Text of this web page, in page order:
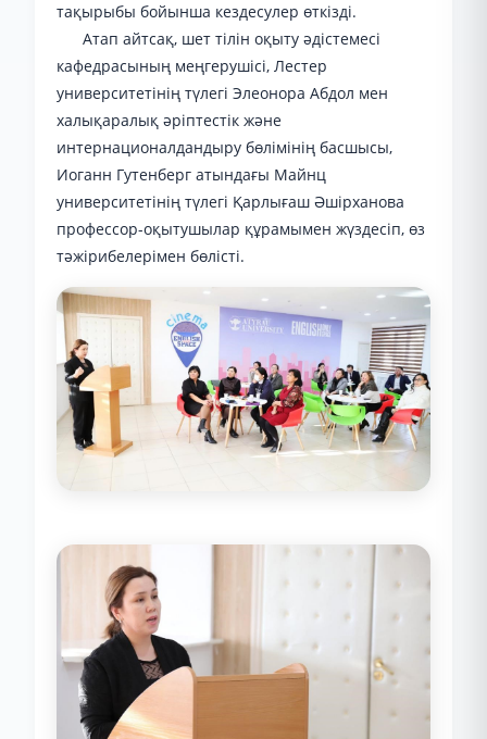
тақырыбы бойынша кездесулер өткізді.
Атап айтсақ, шет тілін оқыту әдістемесі
кафедрасының меңгерушісі, Лестер
университетінің түлегі Элеонора Абдол мен
халықаралық әріптестік және
интернационалдандыру бөлімінің басшысы,
Иоганн Гутенберг атындағы Майнц
университетінің түлегі Қарлығаш Әшірханова
профессор-оқытушылар құрамымен жүздесіп, өз
тәжірибелерімен бөлісті.